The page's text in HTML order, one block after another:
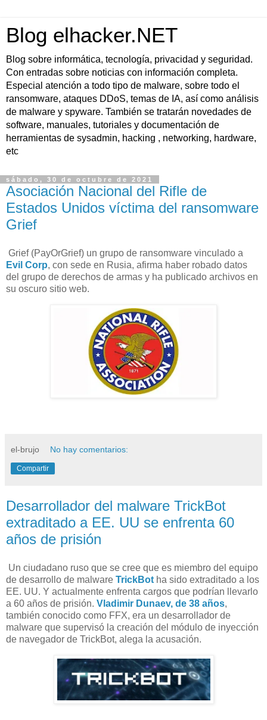
Blog elhacker.NET
Blog sobre informática, tecnología, privacidad y seguridad.
Con entradas sobre noticias con información completa.
Especial atención a todo tipo de malware, sobre todo el
ransomware, ataques DDoS, temas de IA, así como análisis
de malware y spyware. También se tratarán novedades de
software, manuales, tutoriales y documentación de
herramientas de sysadmin, hacking , networking, hardware,
etc
sábado, 30 de octubre de 2021
Asociación Nacional del Rifle de
Estados Unidos víctima del ransomware
Grief
Grief (PayOrGrief) un grupo de ransomware vinculado a
Evil Corp, con sede en Rusia, afirma haber robado datos
del grupo de derechos de armas y ha publicado archivos en
su oscuro sitio web.
el-brujo No hay comentarios:
Compartir
Desarrollador del malware TrickBot
extraditado a EE. UU se enfrenta 60
años de prisión
Un ciudadano ruso que se cree que es miembro del equipo
de desarrollo de malware TrickBot ha sido extraditado a los
EE. UU. Y actualmente enfrenta cargos que podrían llevarlo
a 60 años de prisión. Vladimir Dunaev, de 38 años,
también conocido como FFX, era un desarrollador de
malware que supervisó la creación del módulo de inyección
de navegador de TrickBot, alega la acusación.